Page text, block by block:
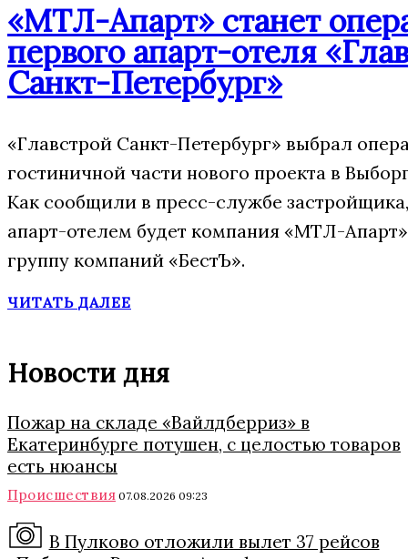
«МТЛ-Апарт» станет
первого апарт-отеля
Санкт-Петербург»
«Главстрой Санкт-Петербург» выбрал
гостиничной части нового проекта в
Как сообщили в пресс-службе
апарт-отелем будет компания «МТЛ-
группу компаний «БестЪ».
ЧИТАТЬ ДАЛЕЕ
Новости дня
Пожар на складе «Вайлдберриз» в
Екатеринбурге потушен, с целостью товаров
есть нюансы
Происшествия 07.08.2026 09:23
В Пулково отложили вылет 37 рейсов